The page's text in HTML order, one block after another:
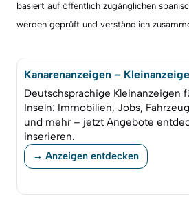
basiert auf öffentlich zugänglichen
werden geprüft und verständlich
Kanarenanzeigen –
Deutschsprachige Kleinanzeigen
Inseln: Immobilien, Jobs,
und mehr – jetzt Angebote
inserieren.
→ Anzeigen entdecken